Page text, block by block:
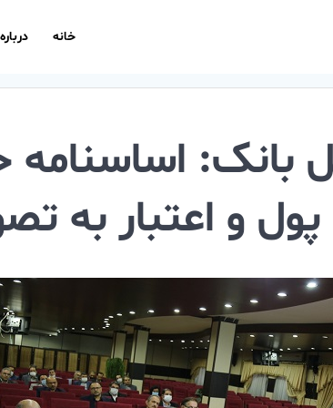
خانه درباره
بانک:
پول و اعتبار به